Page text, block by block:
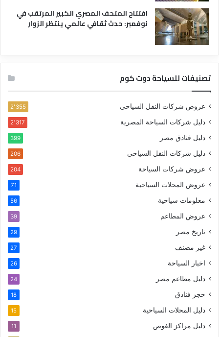
افتتاح المتحف المصري الكبير المرتقب في
نوفمبر: حدث ثقافي عالمي ينتظر الزوار
تصنيفات للسياحة دوت كوم
عروض شركات النقل السياحي 2٬355
دليل شركات السياحة المصرية 2٬317
دليل فنادق مصر 399
دليل شركات النقل السياحي 206
عروض شركات السياحة 204
عروض المحلات السياحية 71
معلومات سياحية 56
عروض المطاعم 39
تاريخ مصر 29
غير مصنف 27
اخبار السياحة 26
دليل مطاعم مصر 24
حجز فنادق 18
دليل المحلات السياحية 15
دليل مراكز الغوص 11